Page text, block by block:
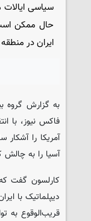
سیاسی
حال ممکن
ایران در
به گزارش گروه
فاکس نیوز، با
آمریکا را
آسیا را به
کارلسون گفت
دیپلماتیک با
قریب‌الوقوع به